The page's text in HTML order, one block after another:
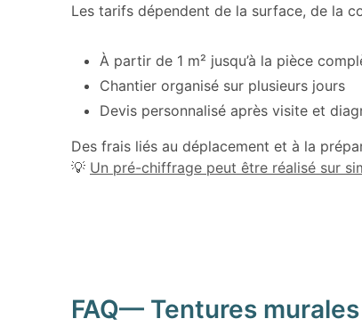
Les tarifs dépendent de la surface, de la
À partir de 1 m² jusqu’à la pièce
Chantier organisé sur plusieurs jours
Devis personnalisé après visite et
Des frais liés au déplacement et à la
💡 Un pré-chiffrage peut être réalisé sur
FAQ— Tentures murales